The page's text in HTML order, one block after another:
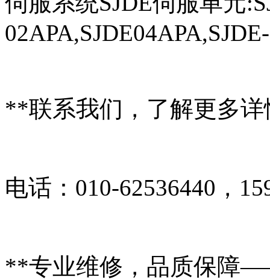
**联系我们，了解更多
电话： 010-62536440，
**专业维修，品质保障